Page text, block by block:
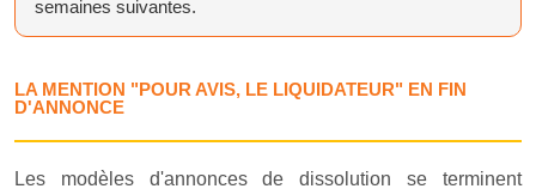
semaines suivantes.
LA MENTION "POUR AVIS, LE LIQUIDATEUR" EN FIN
D'ANNONCE
Les modèles d'annonces de dissolution se terminent